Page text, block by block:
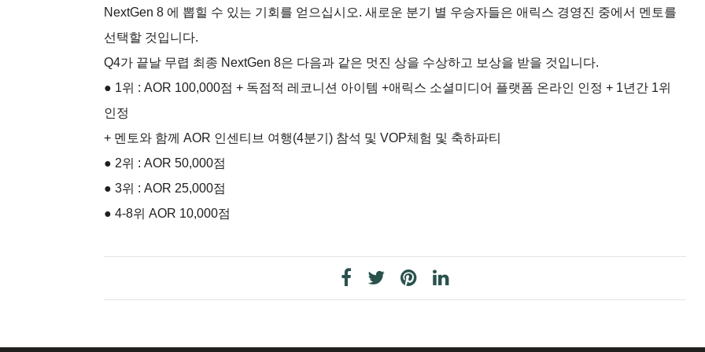
NextGen 8 에 뽑힐 수 있는 기회를 얻으십시오. 새로운 분기 별 우승자들은 애릭스 경영진 중에서 멘토를
선택할 것입니다.
Q4가 끝날 무렵 최종 NextGen 8은 다음과 같은 멋진 상을 수상하고 보상을 받을 것입니다.
● 1위 : AOR 100,000점 + 독점적 레코니션 아이템 +애릭스 소셜미디어 플랫폼 온라인 인정 + 1년간 1위
인정
+ 멘토와 함께 AOR 인센티브 여행(4분기) 참석 및 VOP체험 및 축하파티
● 2위 : AOR 50,000점
● 3위 : AOR 25,000점
● 4-8위 AOR 10,000점